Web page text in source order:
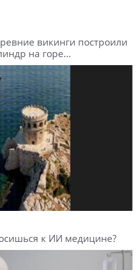
викинги построили
на горе...
к ИИ медицине?